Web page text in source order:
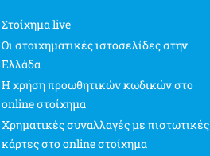
Στοίχημα live
Οι στοιχηματικές ιστοσελίδες στην
Ελλάδα
Η χρήση προωθητικών κωδικών στο
online στοίχημα
Χρηματικές συναλλαγές με πιστωτικές
κάρτες στο online στοίχημα